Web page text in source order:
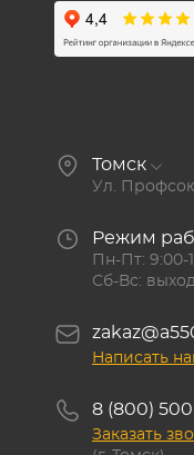
Томск
Ул.
Режим
Пн-Пт: 9:00-
Сб-Вс:
Написать
8 (800)
Заказать